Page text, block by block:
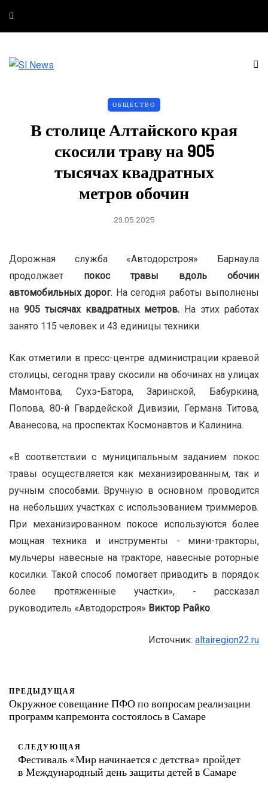
ОБЩЕСТВО
В столице Алтайского края
скосили траву на 905
тысячах квадратных
метров обочин
29.05.2025
Дорожная служба «Автодорстроя» Барнаула
продолжает покос травы вдоль обочин
автомобильных дорог. На сегодня работы выполнены
на 905 тысячах квадратных метров. На этих работах
занято 115 человек и 43 единицы техники.
Как отметили в пресс-центре администрации краевой
столицы, сегодня траву скосили на обочинах на улицах
Мамонтова, Сухэ-Батора, Заринской, Бабуркина,
Попова, 80-й Гвардейской Дивизии, Германа Титова,
Аванесова, на проспектах Космонавтов и Калинина.
«В соответствии с муниципальным заданием покос
травы осуществляется как механизированным, так и
ручным способами. Вручную в основном проводится
на небольших участках с использованием триммеров.
При механизированном покосе используются более
мощная техника и инструменты - мини-тракторы,
мульчеры навесные на тракторе, навесные роторные
косилки. Такой способ помогает приводить в порядок
более протяженные участки», - рассказал
руководитель «Автодорстроя» Виктор Райко.
Источник: altairegion22.ru
ПРЕДЫДУЩАЯ
Окружное совещание ПФО по вопросам реализации
программ капремонта состоялось в Самаре
СЛЕДУЮЩАЯ
Фестиваль «Мир начинается с детства» пройдет
в Международный день защиты детей в Самаре